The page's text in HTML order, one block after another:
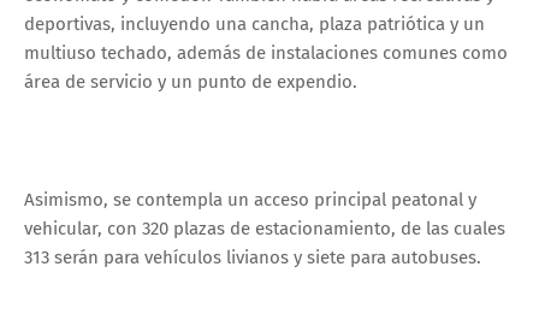
deportivas, incluyendo una cancha, plaza patriótica y un
multiuso techado, además de instalaciones comunes como
área de servicio y un punto de expendio.
Asimismo, se contempla un acceso principal peatonal y
vehicular, con 320 plazas de estacionamiento, de las cuales
313 serán para vehículos livianos y siete para autobuses.